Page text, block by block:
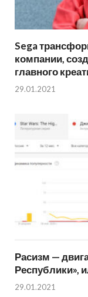
Sega
компании,
главного
29.01.2021
Расизм —
Республики»,
29.01.2021